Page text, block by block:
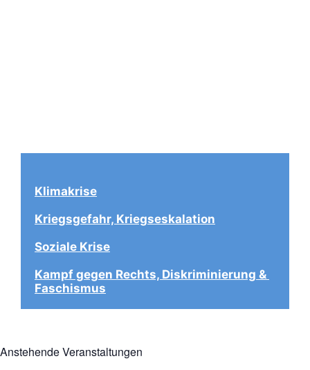
Klimakrise
Kriegsgefahr, Kriegseskalation
Soziale Krise
Kampf gegen Rechts, Diskriminierung &
Faschismus
Anstehende Veranstaltungen